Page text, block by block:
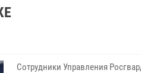
Сотрудники Управления